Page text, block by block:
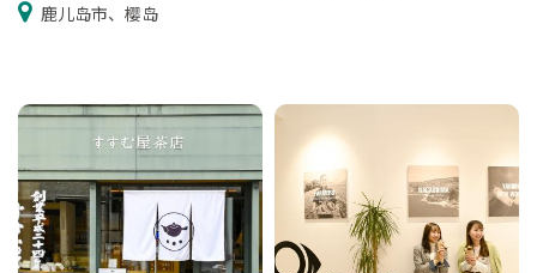
鹿儿岛市、樱岛